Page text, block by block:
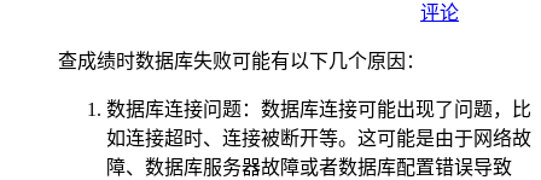
评论
查成绩时数据库失败可能有以下几个原因：
数据库连接问题：数据库连接可能出现了问题，比
如连接超时、连接被断开等。这可能是由于网络故
障、数据库服务器故障或者数据库配置错误导致